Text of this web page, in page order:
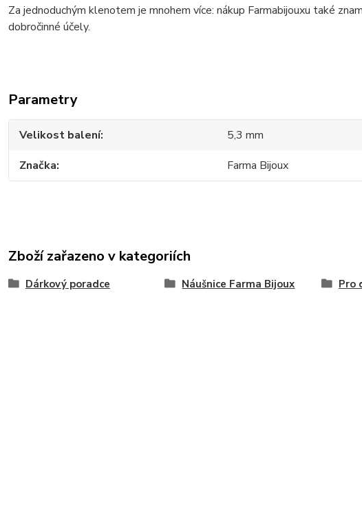
Za jednoduchým klenotem je mnohem více: nákup Farmabijouxu také
dobročinné účely.
Parametry
Velikost balení
5,3 mm
Značka
Farma Bijoux
Zboží zařazeno v kategoriích
Dárkový poradce Náušnice Farma Bijoux Pro